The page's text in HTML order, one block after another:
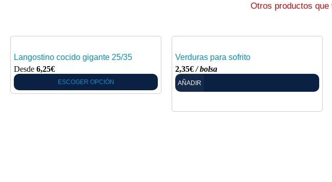
Otros productos
Langostino cocido gigante 25/35
Desde 6,25€
ESCOGER OPCIÓN
Verduras para sofrito
2,35€/ bolsa
AÑADIR